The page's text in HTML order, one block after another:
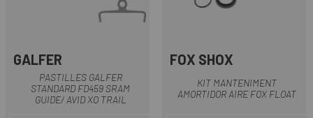
GALFER
PASTILLES GALFER
STANDARD FD459 SRAM
GUIDE/ AVID XO TRAIL
FOX SHOX
KIT MANTENIMENT
AMORTIDOR AIRE FOX FLOAT